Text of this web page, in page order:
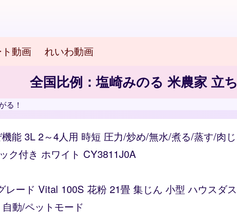
動画 れいわ動画
全国比例：塩崎みのる 米農家 立
る！
能 3L 2～4人用 時短 圧力/炒め/無水/煮る/蒸す/肉
ク付き ホワイト CY3811J0A
レード Vital 100S 花粉 21畳 集じん 小型 ハウスダ
動/ペットモード